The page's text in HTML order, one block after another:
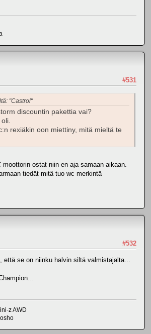
#531
"Castrol"
discountin pakettia vai?
rexiäkin oon miettiny, mitä mieltä te
moottorin ostat niin en aja samaan aikaan.
tiedät mitä tuo wc merkintä
#532
että se on niinku halvin siltä valmistajalta...
z AWD